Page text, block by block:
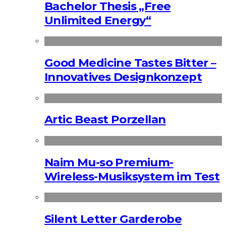
Bachelor Thesis „Free
Unlimited Energy“
Good Medicine Tastes Bitter –
Innovatives Designkonzept
Artic Beast Porzellan
Naim Mu-so Premium-
Wireless-Musiksystem im Test
Silent Letter Garderobe